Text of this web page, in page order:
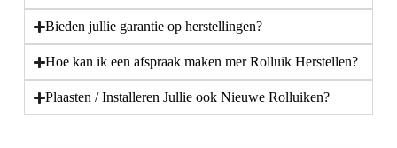
Bieden jullie garantie op herstellingen?
Hoe kan ik een afspraak maken mer Rolluik Herstellen?
Plaasten / Installeren Jullie ook Nieuwe Rolluiken?